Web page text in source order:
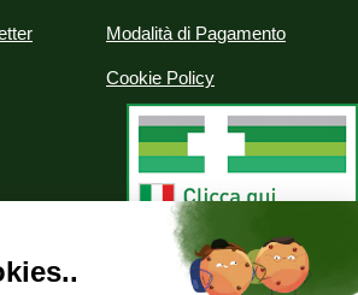
Modalità di Pagamento
Cookie Policy